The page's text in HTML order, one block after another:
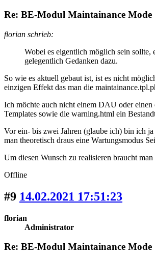
Re: BE-Modul Maintainance Mode
florian schrieb:
Wobei es eigentlich möglich sein sollte,
gelegentlich Gedanken dazu.
So wie es aktuell gebaut ist, ist es nicht
einzigen Effekt das man die
Ich möchte auch nicht einem DAU oder
Templates sowie die warning.html ein
Vor ein- bis zwei Jahren (glaube ich) bin ich
man theoretisch draus eine Wartungsmodus
Um diesen Wunsch zu realisieren braucht
Offline
#9 14.02.2021 17:51:23
florian
Administrator
Re: BE-Modul Maintainance Mode